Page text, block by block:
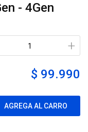
- 4Gen
+
$ 99.990
AGREGA AL CARRO